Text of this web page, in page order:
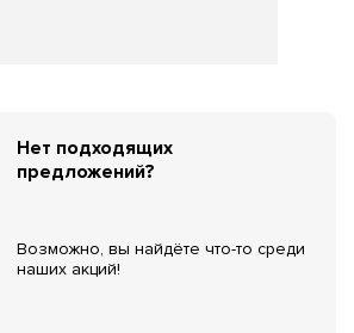
Нет подходящих
предложений?
Возможно, вы найдёте что-то среди
наших акций!